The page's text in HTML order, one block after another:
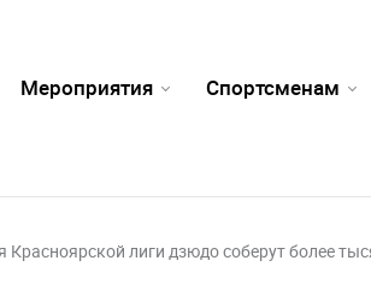
Мероприятия Спортсменам
Красноярской лиги дзюдо соберут более